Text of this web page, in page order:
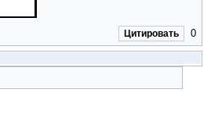
Цитировать 0